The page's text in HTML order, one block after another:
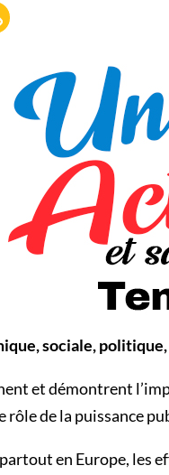
sociale,
et démontrent
de la puissance
partout en Europe, les